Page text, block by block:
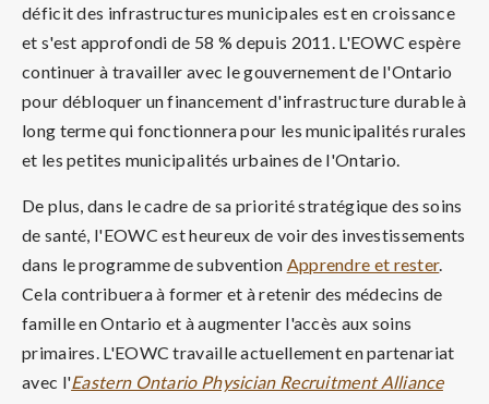
déficit des infrastructures municipales est en croissance
et s'est approfondi de 58 % depuis 2011. L'EOWC espère
continuer à travailler avec le gouvernement de l'Ontario
pour débloquer un financement d'infrastructure durable à
long terme qui fonctionnera pour les municipalités rurales
et les petites municipalités urbaines de l'Ontario.
De plus, dans le cadre de sa priorité stratégique des soins
de santé, l'EOWC est heureux de voir des investissements
dans le programme de subvention Apprendre et rester.
Cela contribuera à former et à retenir des médecins de
famille en Ontario et à augmenter l'accès aux soins
primaires. L'EOWC travaille actuellement en partenariat
avec l'Eastern Ontario Physician Recruitment Alliance